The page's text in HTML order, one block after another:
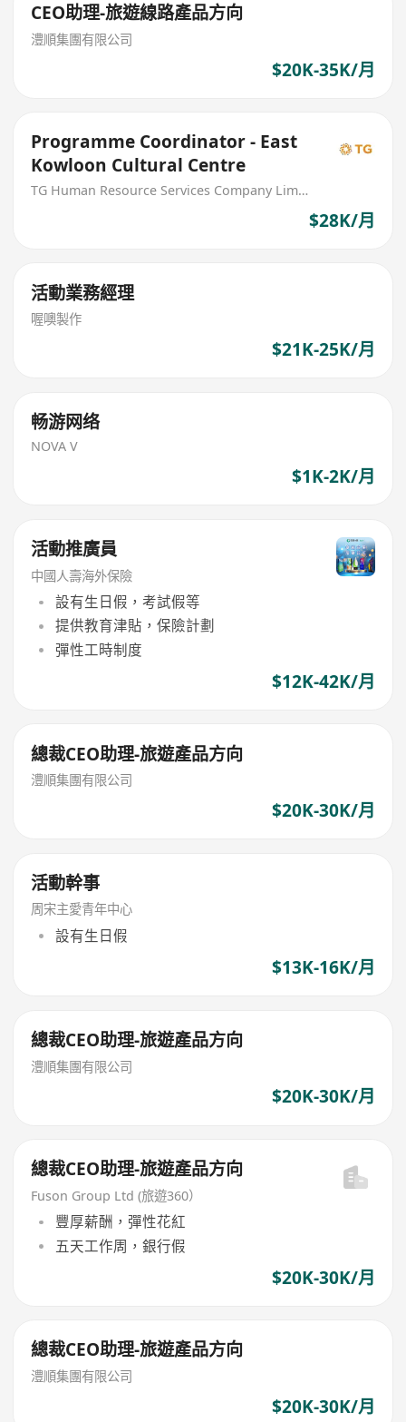
CEO助理-旅遊線路產品方向
澧順集團有限公司
$20K-35K/月
Programme Coordinator - East
Kowloon Cultural Centre
TG Human Resource Services Company Limited
$28K/月
活動業務經理
喔噢製作
$21K-25K/月
畅游网络
NOVA V
$1K-2K/月
活動推廣員
中國人壽海外保險
設有生日假，考試假等
提供教育津貼，保險計劃
彈性工時制度
$12K-42K/月
總裁CEO助理-旅遊產品方向
澧順集團有限公司
$20K-30K/月
活動幹事
周宋主愛青年中心
設有生日假
$13K-16K/月
總裁CEO助理-旅遊產品方向
澧順集團有限公司
$20K-30K/月
總裁CEO助理-旅遊產品方向
Fuson Group Ltd (旅遊360）
豐厚薪酬，彈性花紅
五天工作周，銀行假
$20K-30K/月
總裁CEO助理-旅遊產品方向
澧順集團有限公司
$20K-30K/月